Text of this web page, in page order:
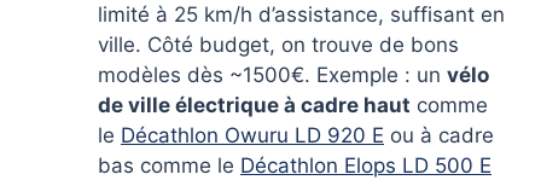
limité à 25 km/h d’assistance, suffisant en
ville. Côté budget, on trouve de bons
modèles dès ~1500€. Exemple : un vélo
de ville électrique à cadre haut comme
le Décathlon Owuru LD 920 E ou à cadre
bas comme le Décathlon Elops LD 500 E